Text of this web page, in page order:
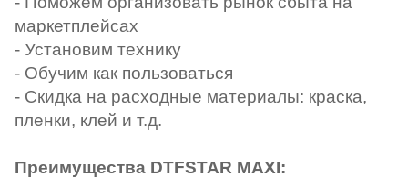
маркетплейсах
- Установим технику
- Обучим как пользоваться
- Скидка на расходные материалы: краска,
пленки, клей и т.д.
Преимущества DTFSTAR MAXI: